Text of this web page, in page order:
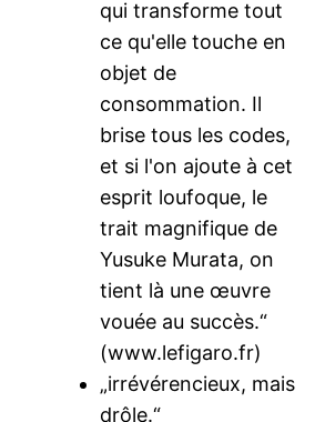
qui transforme tout
ce qu'elle touche en
objet de
consommation. Il
brise tous les codes,
et si l'on ajoute à cet
esprit loufoque, le
trait magnifique de
Yusuke Murata, on
tient là une œuvre
vouée au succès.“
(www.lefigaro.fr)
„irrévérencieux, mais
drôle.“